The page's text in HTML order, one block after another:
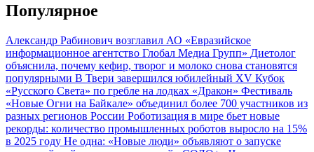
Популярное
Александр Рабинович возглавил АО «Евразийское
информационное агентство Глобал Медиа Групп» Диетолог
объяснила, почему кефир, творог и молоко снова становятся
популярными В Твери завершился юбилейный XV Кубок
«Русского Света» по гребле на лодках «Дракон» Фестиваль
«Новые Огни на Байкале» объединил более 700 участников из
разных регионов России Роботизация в мире бьет новые
рекорды: количество промышленных роботов выросло на 15%
в 2025 году Не одна: «Новые люди» объявляют о запуске